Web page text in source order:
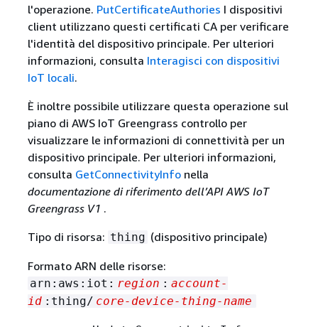
l'operazione. PutCertificateAuthories I dispositivi
client utilizzano questi certificati CA per verificare
l'identità del dispositivo principale. Per ulteriori
informazioni, consulta Interagisci con dispositivi
IoT locali.
È inoltre possibile utilizzare questa operazione sul
piano di AWS IoT Greengrass controllo per
visualizzare le informazioni di connettività per un
dispositivo principale. Per ulteriori informazioni,
consulta GetConnectivityInfonella
documentazione di riferimento dell’API AWS IoT
Greengrass V1 .
Tipo di risorsa: thing (dispositivo principale)
Formato ARN delle risorse:
arn:aws:iot: region : account-
id :thing/ core-device-thing-name